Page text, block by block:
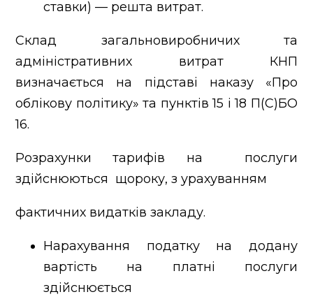
ставки) — решта витрат.
Склад загальновиробничих та
адміністративних витрат КНП
визначається на підставі наказу «Про
облікову політику» та пунктів 15 і 18 П(С)БО
16.
Розрахунки тарифів на послуги
здійснюються щороку, з урахуванням
фактичних видатків закладу.
Нарахування податку на додану
вартість на платні послуги
здійснюється